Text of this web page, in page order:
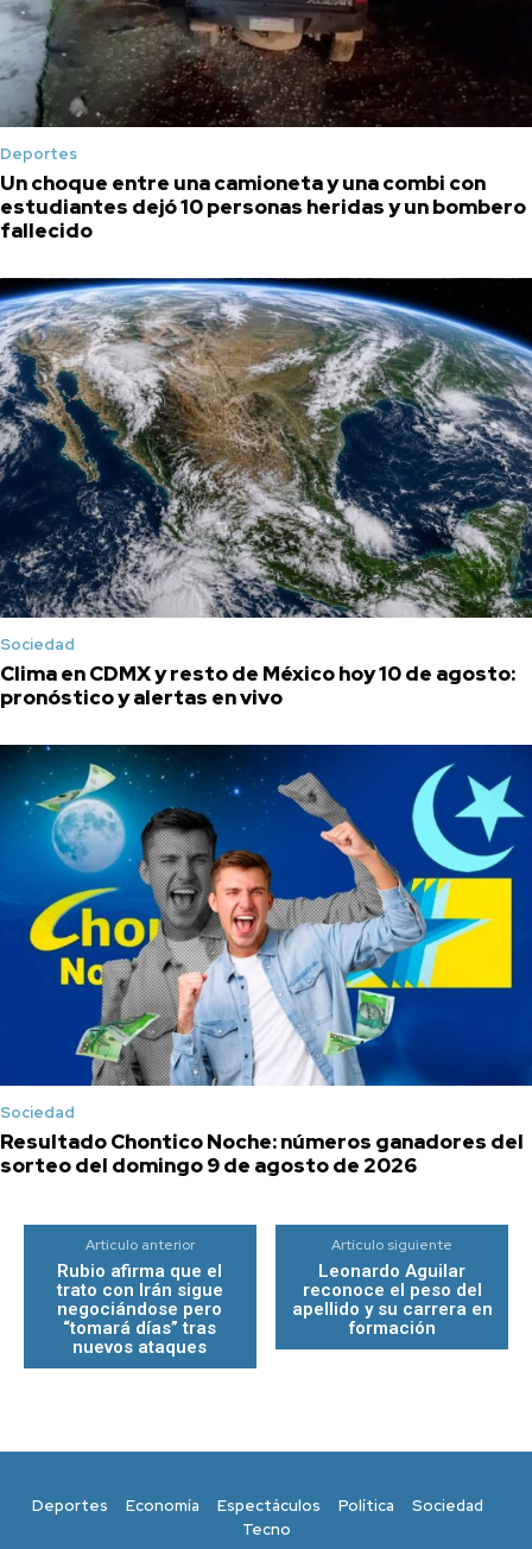
Deportes
Un choque entre una camioneta y una combi con
estudiantes dejó 10 personas heridas y un bombero
fallecido
Sociedad
Clima en CDMX y resto de México hoy 10 de agosto:
pronóstico y alertas en vivo
Sociedad
Resultado Chontico Noche: números ganadores del
sorteo del domingo 9 de agosto de 2026
Artículo anterior
Rubio afirma que el
trato con Irán sigue
negociándose pero
“tomará días” tras
nuevos ataques
Artículo siguiente
Leonardo Aguilar
reconoce el peso del
apellido y su carrera en
formación
Deportes Economía Espectáculos Política
Sociedad
Tecno